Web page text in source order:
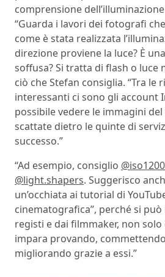
comprensione
“Guarda i lavori dei fotografi
come è stata realizzata
direzione proviene la luce? È
soffusa? Si tratta di flash o luce
ciò che Stefan consiglia. “Tra le
interessanti ci sono gli account
possibile vedere le immagini del
scattate dietro le quinte di
successo.”
“Ad esempio, consiglio
@light.shapers. Suggerisco
un’occhiata ai tutorial di
cinematografica”, perché si
registi e dai filmmaker, non
impara provando,
migliorando grazie a essi.”